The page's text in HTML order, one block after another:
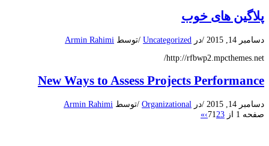
پلاگین های خوب
دسامبر 14, 2015 /در Uncategorized
/توسط Armin Rahimi
http://rfbwp2.mpcthemes.net/
New Ways to Assess Projects Performance
دسامبر 14, 2015 /در Organizational
/توسط Armin Rahimi
صفحه 1 از 7
1 23
›
»